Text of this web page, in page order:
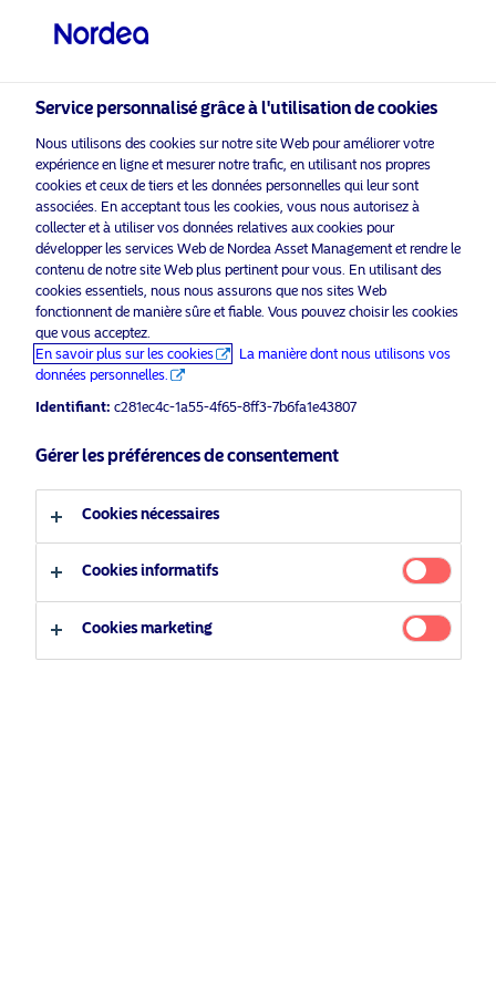
Veuillez sélectionner le type
d’investisseur auquel vous
appartenez
Pays
Luxembourg
Type d'investisseur
Investisseur professionnel
Investisseur professionnel
Empower Europe
En savoir plus
Parts
Service personnalisé grâce à l'utilisation de cookies
Nous utilisons des cookies sur notre site Web pour améliorer votre
expérience en ligne et mesurer notre trafic, en utilisant nos propres
cookies et ceux de tiers et les données personnelles qui leur sont
associées. En acceptant tous les cookies, vous nous autorisez à
collecter et à utiliser vos données relatives aux cookies pour
développer les services Web de Nordea Asset Management et rendre le
contenu de notre site Web plus pertinent pour vous. En utilisant des
cookies essentiels, nous nous assurons que nos sites Web
fonctionnent de manière sûre et fiable. Vous pouvez choisir les cookies
que vous acceptez.
En savoir plus sur les cookies
La manière dont nous utilisons vos
données personnelles.
Identifiant: c281ec4c-1a55-4f65-8ff3-7b6fa1e43807
Gérer les préférences de consentement
Cookies nécessaires
Cookies informatifs
Cookies marketing